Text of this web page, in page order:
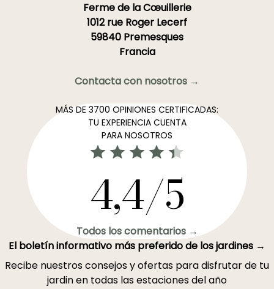
Ferme de la Cœuillerie
1012 rue Roger Lecerf
59840 Premesques
Francia
Contacta con nosotros →
MÁS DE 3700 OPINIONES CERTIFICADAS:
TU EXPERIENCIA CUENTA
PARA NOSOTROS
4,4/5
Todos los comentarios →
El boletín informativo más preferido de los jardines →
Recibe nuestros consejos y ofertas para disfrutar de tu
jardin en todas las estaciones del año